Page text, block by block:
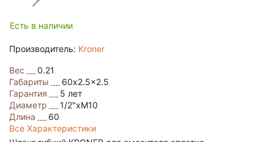
Есть в наличии
Производитель: Kroner
Вес
0.21
Габариты
60x2.5x2.5
Гарантия
5 лет
Диаметр
1/2"хМ10
Длина
60
Все Характеристики